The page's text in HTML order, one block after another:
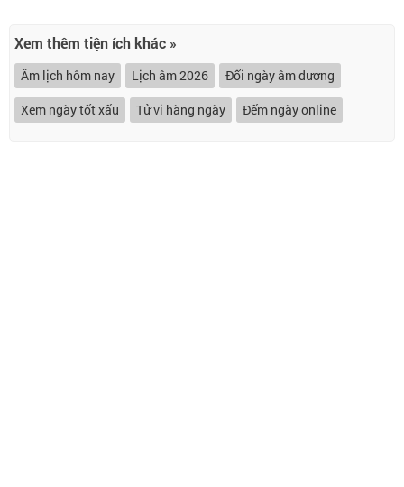
Xem thêm tiện ích khác »
Âm lịch hôm nay Lịch âm 2026
Đổi ngày âm dương
Xem ngày tốt xấu
Tử vi hàng ngày Đếm ngày online